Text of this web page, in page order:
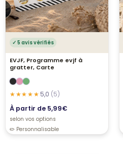
✓ 5 avis vérifiés
EVJF, Programme evjf à
gratter, Carte
5,0 (5)
À partir de 5,99€
selon vos options